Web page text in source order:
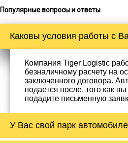
Популярные вопросы и ответы
Каковы условия работы с
Компания Tiger Logistic
безналичному расчету на
заключенного договора.
подается после, того как
подадите письменную
У Вас свой парк